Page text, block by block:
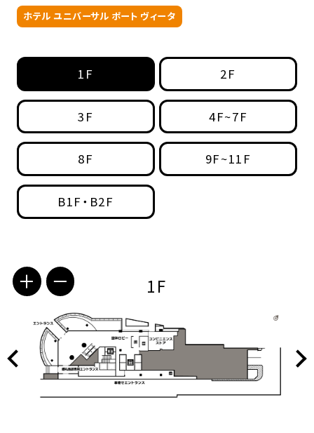
ホテル ユニバーサル ポート ヴィータ
1F 2F
3F 4F~7F
8F 9F~11F
B1F・B2F
1F